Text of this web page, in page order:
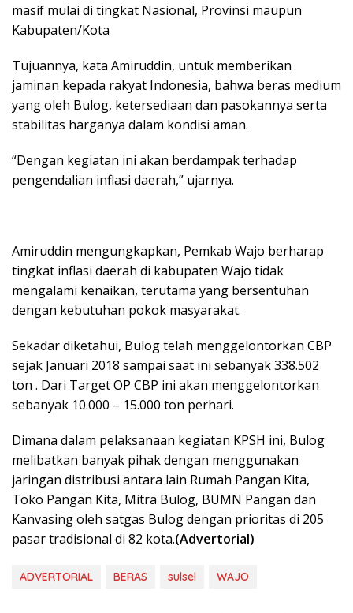
masif mulai di tingkat Nasional, Provinsi maupun
Kabupaten/Kota
Tujuannya, kata Amiruddin, untuk memberikan
jaminan kepada rakyat Indonesia, bahwa beras medium
yang oleh Bulog, ketersediaan dan pasokannya serta
stabilitas harganya dalam kondisi aman.
“Dengan kegiatan ini akan berdampak terhadap
pengendalian inflasi daerah,” ujarnya.
Amiruddin mengungkapkan, Pemkab Wajo berharap
tingkat inflasi daerah di kabupaten Wajo tidak
mengalami kenaikan, terutama yang bersentuhan
dengan kebutuhan pokok masyarakat.
Sekadar diketahui, Bulog telah menggelontorkan CBP
sejak Januari 2018 sampai saat ini sebanyak 338.502
ton . Dari Target OP CBP ini akan menggelontorkan
sebanyak 10.000 – 15.000 ton perhari.
Dimana dalam pelaksanaan kegiatan KPSH ini, Bulog
melibatkan banyak pihak dengan menggunakan
jaringan distribusi antara lain Rumah Pangan Kita,
Toko Pangan Kita, Mitra Bulog, BUMN Pangan dan
Kanvasing oleh satgas Bulog dengan prioritas di 205
pasar tradisional di 82 kota.(Advertorial)
ADVERTORIAL BERAS sulsel WAJO